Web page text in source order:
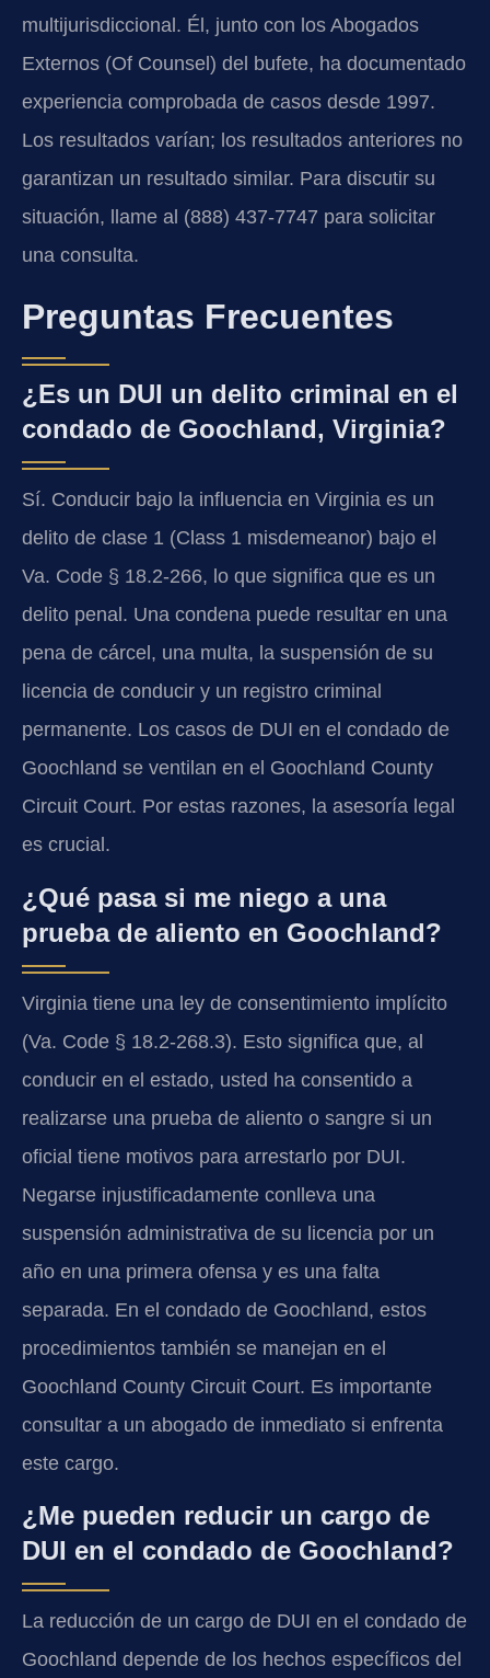
multijurisdiccional. Él, junto con los Abogados
Externos (Of Counsel) del bufete, ha documentado
experiencia comprobada de casos desde 1997.
Los resultados varían; los resultados anteriores no
garantizan un resultado similar. Para discutir su
situación, llame al (888) 437-7747 para solicitar
una consulta.
Preguntas Frecuentes
¿Es un DUI un delito criminal en el
condado de Goochland, Virginia?
Sí. Conducir bajo la influencia en Virginia es un
delito de clase 1 (Class 1 misdemeanor) bajo el
Va. Code § 18.2-266, lo que significa que es un
delito penal. Una condena puede resultar en una
pena de cárcel, una multa, la suspensión de su
licencia de conducir y un registro criminal
permanente. Los casos de DUI en el condado de
Goochland se ventilan en el Goochland County
Circuit Court. Por estas razones, la asesoría legal
es crucial.
¿Qué pasa si me niego a una
prueba de aliento en Goochland?
Virginia tiene una ley de consentimiento implícito
(Va. Code § 18.2-268.3). Esto significa que, al
conducir en el estado, usted ha consentido a
realizarse una prueba de aliento o sangre si un
oficial tiene motivos para arrestarlo por DUI.
Negarse injustificadamente conlleva una
suspensión administrativa de su licencia por un
año en una primera ofensa y es una falta
separada. En el condado de Goochland, estos
procedimientos también se manejan en el
Goochland County Circuit Court. Es importante
consultar a un abogado de inmediato si enfrenta
este cargo.
¿Me pueden reducir un cargo de
DUI en el condado de Goochland?
La reducción de un cargo de DUI en el condado de
Goochland depende de los hechos específicos del